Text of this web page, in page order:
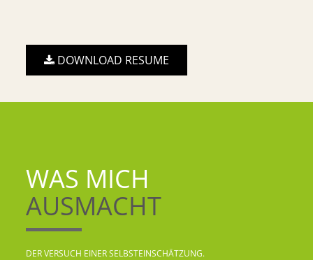
DOWNLOAD RESUME
WAS MICH
AUSMACHT
DER VERSUCH EINER SELBSTEINSCHÄTZUNG.